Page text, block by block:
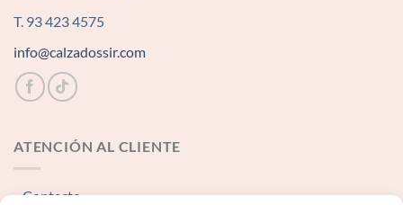
T. 93 423 4575
info@calzadossir.com
ATENCIÓN AL CLIENTE
Contacto